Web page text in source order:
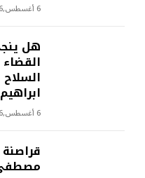
6 أغسطس,2026
هل
ابراهيم
6 أغسطس,2026